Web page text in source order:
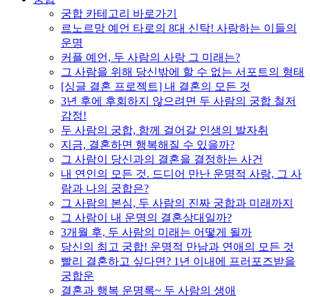
궁합 카테고리 바로가기
르노르망 예언 타로의 8대 신탁! 사랑하는 이들의
운명
커플 예언, 두 사람의 사랑 그 미래는?
그 사람을 위해 당신밖에 할 수 없는 서포트의 형태
[싱글 결혼 프로젝트] 내 결혼의 모든 것
3년 후에 후회하지 않으려면 두 사람의 궁합 철저
감정!
두 사람의 궁합, 함께 걸어갈 인생의 발자취
지금, 결혼하면 행복해질 수 있을까?
그 사람이 당신과의 결혼을 결정하는 사건
내 연인의 모든 것. 드디어 만난 운명적 사랑, 그 사
람과 나의 궁합은?
그 사람의 본심, 두 사람의 진짜 궁합과 미래까지
그 사람이 내 운명의 결혼상대일까?
3개월 후, 두 사람의 미래는 어떻게 될까
당신의 최고 궁합! 운명적 만남과 연애의 모든 것
빨리 결혼하고 싶다면? 1년 이내에 프러포즈받을
궁합운
결혼과 행복 운명록~ 두 사람의 생애